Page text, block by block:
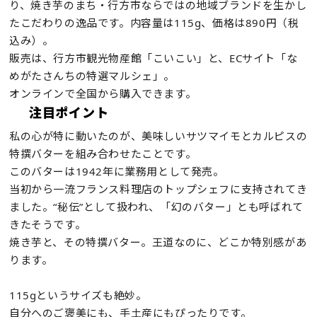
り、焼き芋のまち・行方市ならではの地域ブランドを生かし
たこだわりの逸品です。内容量は115g、価格は890円（税
込み）。
販売は、行方市観光物産館「こいこい」と、ECサイト「な
めがたさんちの特選マルシェ」。
オンラインで全国から購入できます。
注目ポイント
私の心が特に動いたのが、美味しいサツマイモとカルピスの
特撰バターを組み合わせたことです。
このバターは1942年に業務用として発売。
当初から一流フランス料理店のトップシェフに支持されてき
ました。“秘伝”として扱われ、「幻のバター」とも呼ばれて
きたそうです。
焼き芋と、その特撰バター。王道なのに、どこか特別感があ
ります。
115gというサイズも絶妙。
自分へのご褒美にも、手土産にもぴったりです。